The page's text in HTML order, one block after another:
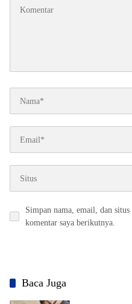
Simpan nama, email, dan
komentar saya berikutnya.
Baca Juga